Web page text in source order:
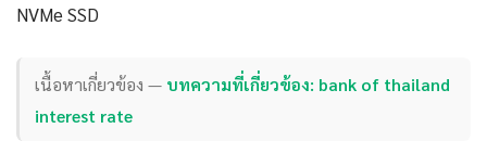
NVMe SSD
เนื้อหาเกี่ยวข้อง — บทความที่เกี่ยวข้อง: bank of thailand
interest rate